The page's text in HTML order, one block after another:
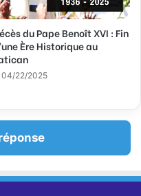
du Pape Benoît XVI : Fin
Ère Historique au
04/22/2025